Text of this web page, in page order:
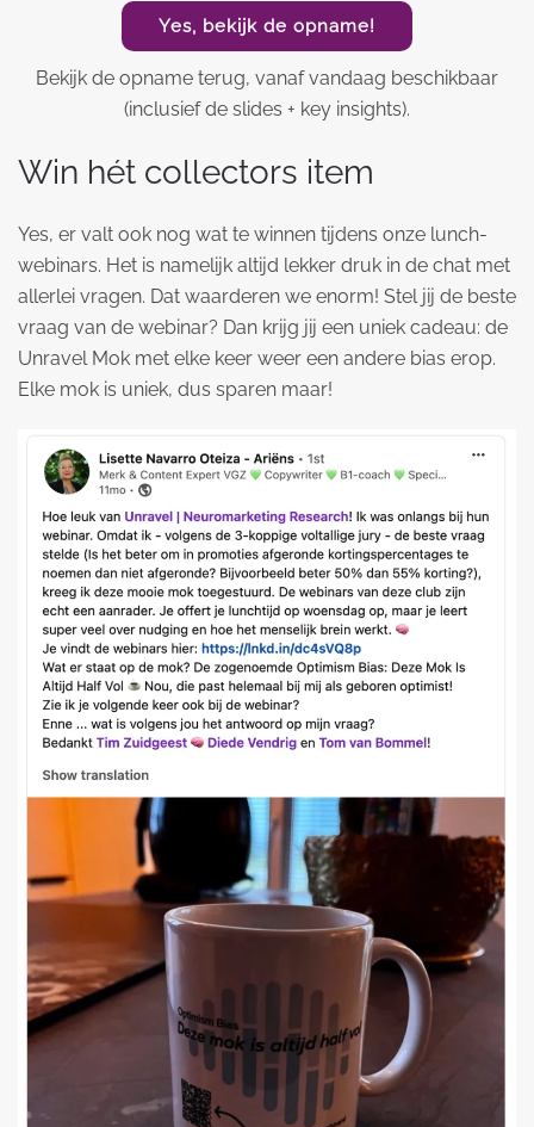
Yes, bekijk de opname!
Bekijk de opname terug, vanaf vandaag beschikbaar
(inclusief de slides + key insights).
Win hét collectors item
Yes, er valt ook nog wat te winnen tijdens onze lunch-
webinars. Het is namelijk altijd lekker druk in de chat met
allerlei vragen. Dat waarderen we enorm! Stel jij de beste
vraag van de webinar? Dan krijg jij een uniek cadeau: de
Unravel Mok met elke keer weer een andere bias erop.
Elke mok is uniek, dus sparen maar!